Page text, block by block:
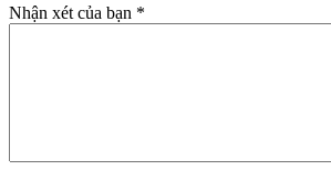
Nhận xét của bạn *